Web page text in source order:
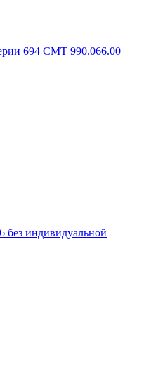
694 CMT 990.066.00
индивидуальной